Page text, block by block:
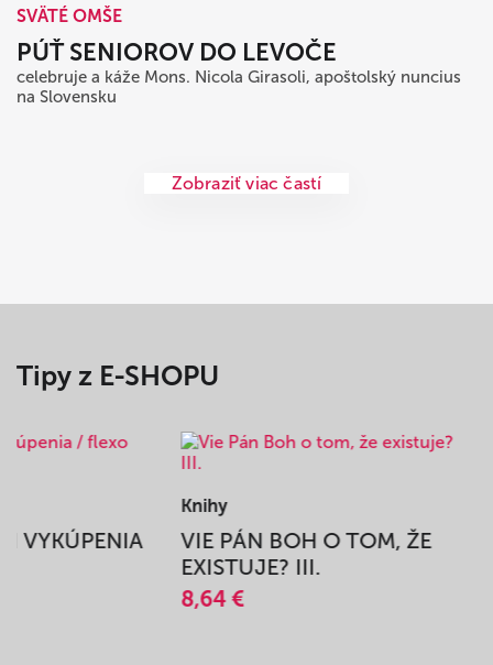
SVÄTÉ OMŠE
PÚŤ SENIOROV DO LEVOČE
celebruje a káže Mons. Nicola Girasoli, apoštolský nuncius
na Slovensku
Zobraziť viac častí
Tipy z E-SHOPU
VYKÚPENIA
Knihy
VIE PÁN BOH O TOM, ŽE
EXISTUJE? III.
8,64 €